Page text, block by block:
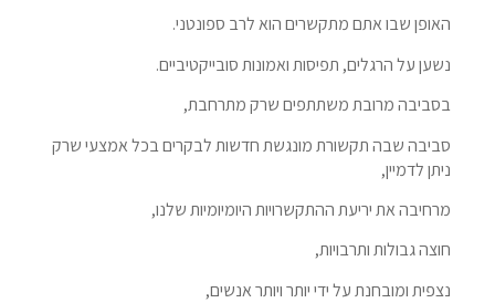
האופן שבו אתם מתקשרים הוא לרב ספונטני.
נשען על הרגלים, תפיסות ואמונות סובייקטיביים.
בסביבה מרובת משתתפים שרק מתרחבת,
סביבה שבה תקשורת מונגשת חדשות לבקרים בכל אמצעי שרק
ניתן לדמיין,
מרחיבה את יריעת ההתקשרויות היומיומיות שלנו,
חוצה גבולות ותרבויות,
נצפית ומובחנת על ידי יותר ויותר אנשים,